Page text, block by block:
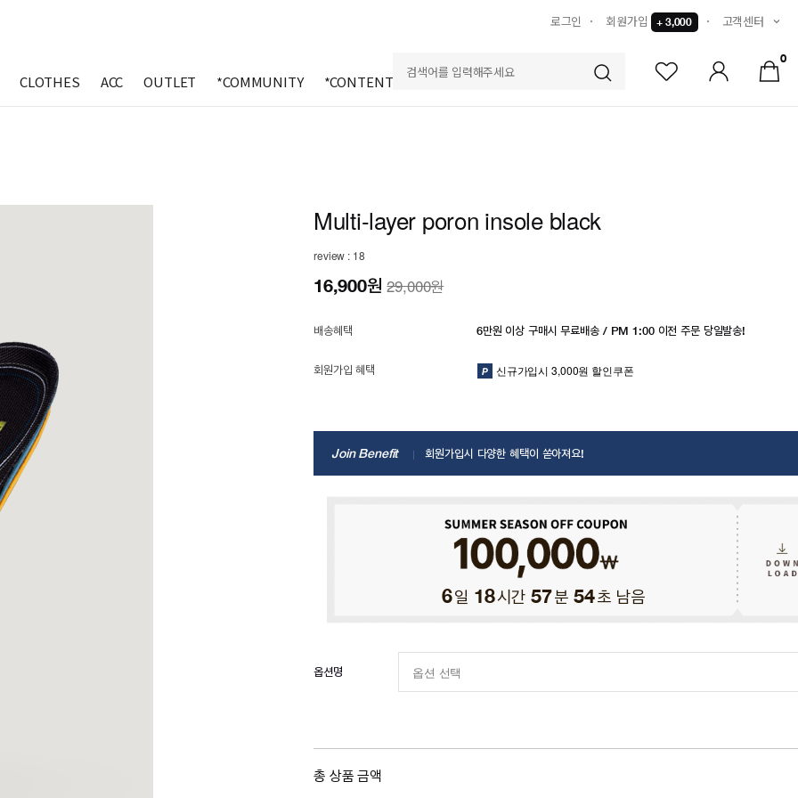
로그인 회원가입 + 3,000 고객센터
CLOTHES ACC OUTLET *COMMUNITY *CONTENTS
0
Multi-layer poron insole black
review : 18
16,900원29,000원
배송혜택 6만원 이상 구매시 무료배송 / PM 1:00 이전 주문 당일발송!
회원가입 혜택 신규가입시 3,000원 할인쿠폰
Join Benefit 회원가입시 다양한 혜택이 쏟아져요!
6일 18시간 57분 52초 남음
옵션명
총 상품 금액